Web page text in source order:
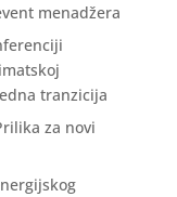
menadžera
tranzicija
za novi